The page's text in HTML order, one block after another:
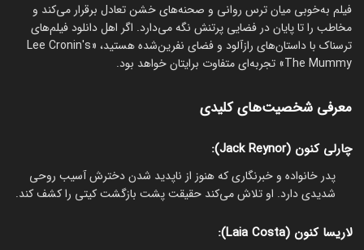
فیلم به‌خوبی میان ترس روانی و صحنه‌های خشن تعادل برقرار می‌کند و
مخاطب را تا پایان در فضایی پرتنش نگه می‌دارد. اگر اهل دانلود فیلم‌های
ترسناک با داستان‌های رازآلود و فضای نفرین‌شده هستید، «Lee Cronin's
The Mummy» تجربه‌ای متفاوت برایتان خواهد بود.
معرفی شخصیت‌های کلیدی
چارلی کنون (Jack Reynor):
پدر خانواده و خبرنگاری که هنوز از ناپدید شدن دخترش آسیب روحی
شدیدی دارد. او تلاش می‌کند حقیقت پشت بازگشت کیتی را کشف کند.
لاریسا کنون (Laia Costa):